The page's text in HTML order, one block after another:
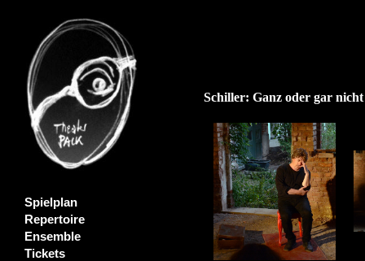
Spielplan
Repertoire
Ensemble
Tickets
Schiller: Ganz oder gar nicht